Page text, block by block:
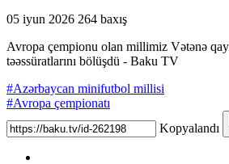
05 iyun 2026 264 baxış
Avropa çempionu olan millimiz Vətənə
təəssüratlarını bölüşdü - Baku TV
#Azərbaycan minifutbol millisi
#Avropa çempionatı
Kopyalandı